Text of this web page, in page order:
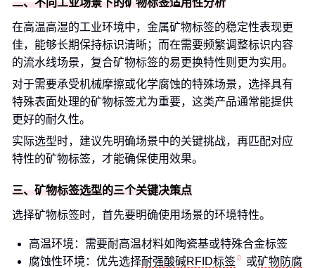
二、不同工业场景下的矿物标签适用性分析
在高温高湿的工业环境中，金属矿物标签的稳定性表现更
佳，能够长期保持标识清晰；而在需要频繁调整标识内容
的流水线场景，复合矿物标签的易更换特性则更为实用。
对于需要承受机械摩擦或化学腐蚀的特殊场景，选择具有
特殊表面处理的矿物标签尤为重要，这类产品通常能提供
更好的耐久性。
实际选型时，建议先明确场景中的关键挑战，再匹配对应
特性的矿物标签，才能确保使用效果。
三、矿物标签选型的三个关键决策点
选择矿物标签时，首先要明确使用场景的环境特性。
高温环境：需要耐高温材料如陶瓷基或特殊合金标签
腐蚀性环境：优先选择耐强酸碱RFID标签 或矿物防腐